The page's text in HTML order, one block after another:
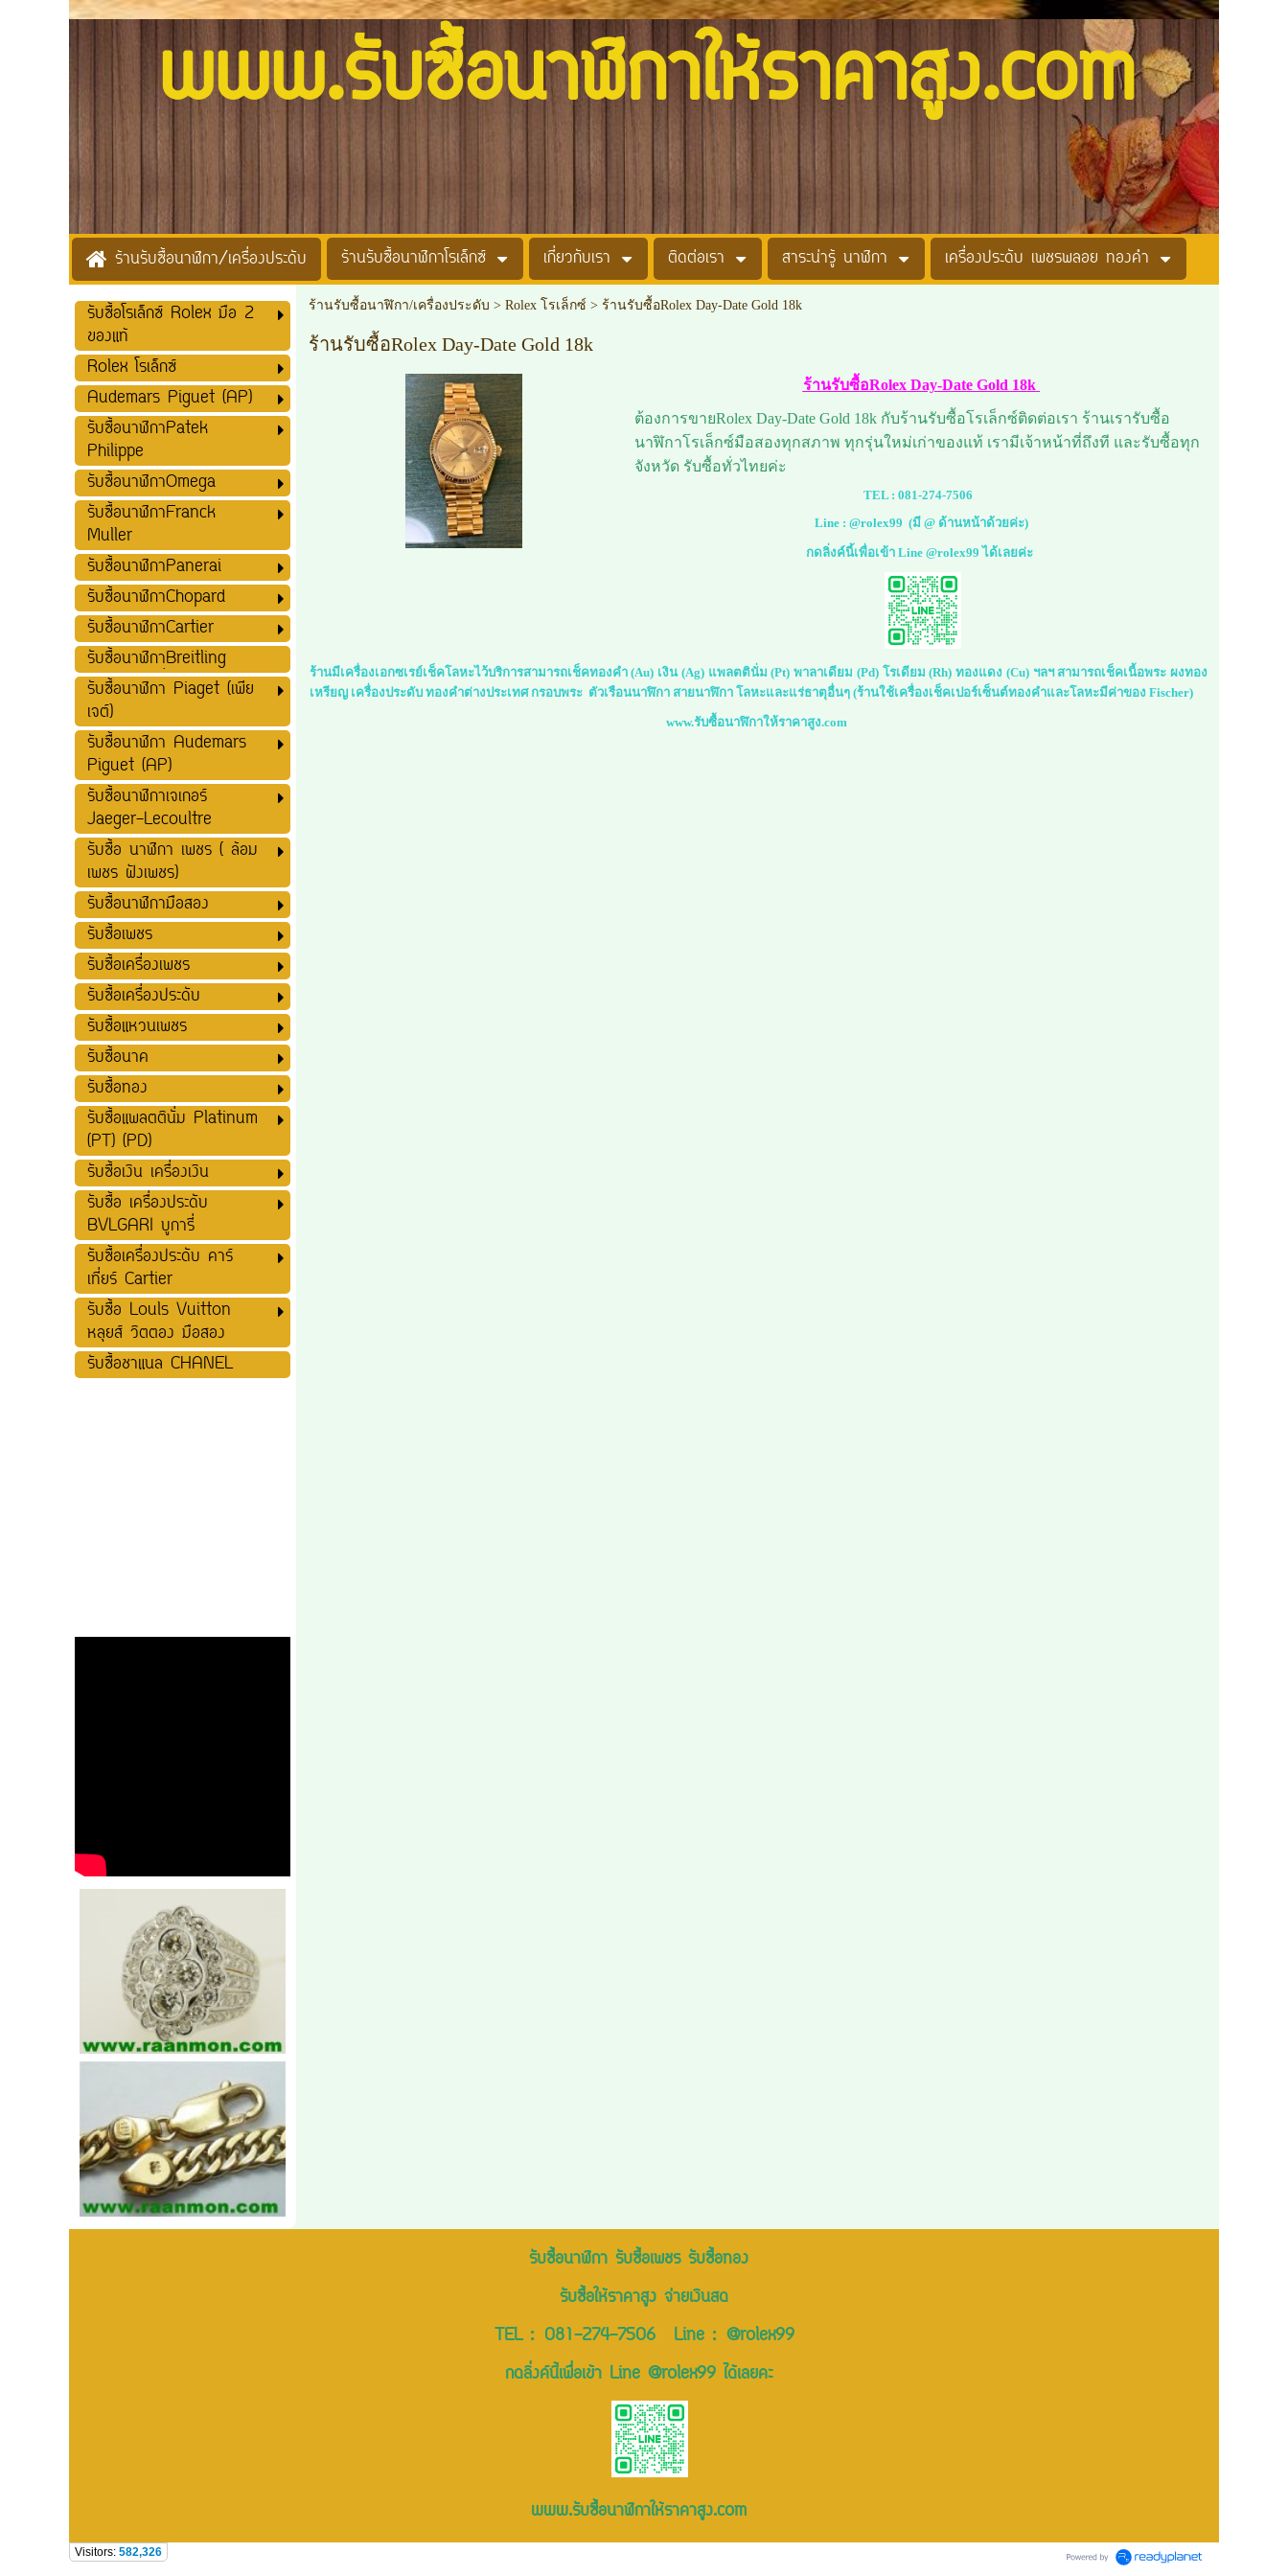
www.รับซื้อนาฬิกาให้ราคาสูง.com
ร้านรับซื้อนาฬิกา/เครื่องประดับ ร้านรับซื้อนาฬิกาโรเล็กซ์ เกี่ยวกับเรา ติดต่อเรา สาระน่ารู้ นาฬิกา เครื่องประดับ เพชรพลอย ทองคำ
รับซื้อโรเล็กซ์ Rolex มือ 2
ของแท้
Rolex โรเล็กซ์
Audemars Piguet (AP)
รับซื้อนาฬิกาPatek
Philippe
รับซื้อนาฬิกาOmega
รับซื้อนาฬิกาFranck
Muller
รับซื้อนาฬิกาPanerai
รับซื้อนาฬิกาChopard
รับซื้อนาฬิกาCartier
รับซื้อนาฬิกาฺฺBreitling
รับซื้อนาฬิกา Piaget (เพีย
เจต์)
รับซื้อนาฬิกา Audemars
Piguet (AP)
รับซื้อนาฬิกาเจเกอร์
Jaeger-Lecoultre
รับซื้อ นาฬิกา เพชร ( ล้อม
เพชร ฝังเพชร)
รับซื้อนาฬิกามือสอง
รับซื้อเพชร
รับซื้อเครื่องเพชร
รับซื้อเครื่องประดับ
รับซื้อแหวนเพชร
รับซื้อนาค
รับซื้อทอง
รับซื้อแพลตตินั่ม Platinum
(PT) (PD)
รับซื้อเงิน เครื่องเงิน
รับซื้อ เครื่องประดับ
BVLGARI บูการี่
รับซื้อเครื่องประดับ คาร์
เที่ยร์ Cartier
รับซื้อ Louls Vuitton
หลุยส์ วิตตอง มือสอง
รับซื้อชาแนล CHANEL
ร้านรับซื้อนาฬิกา/เครื่องประดับ > Rolex โรเล็กซ์ > ร้านรับซื้อRolex Day-Date Gold 18k
ร้านรับซื้อRolex Day-Date Gold 18k
ร้านรับซื้อRolex Day-Date Gold 18k
ต้องการขายRolex Day-Date Gold 18k กับร้านรับซื้อโรเล็กซ์ติดต่อเรา ร้านเรารับซื้อ
นาฬิกาโรเล็กซ์มือสองทุกสภาพ ทุกรุ่นใหม่เก่าของแท้ เรามีเจ้าหน้าที่ถึงที และรับซื้อทุก
จังหวัด รับซื้อทั่วไทยค่ะ
TEL : 081-274-7506
Line : @rolex99 (มี @ ด้านหน้าด้วยค่ะ)
กดลิ่งค์นี้เพื่อเข้า Line @rolex99 ได้เลยค่ะ
ร้านมีเครื่องเอกซเรย์เช็คโลหะไว้บริการสามารถเช็คทองคำ (Au) เงิน (Ag) แพลตตินั่ม (Pt) พาลาเดียม (Pd) โรเดียม (Rh) ทองแดง (Cu) ฯลฯ สามารถเช็คเนื้อพระ ผงทอง
เหรียญ เครื่องประดับ ทองคำต่างประเทศ กรอบพระ ตัวเรือนนาฬิกา สายนาฬิกา โลหะและแร่ธาตุอื่นๆ (ร้านใช้เครื่องเช็คเปอร์เซ็นต์ทองคำและโลหะมีค่าของ Fischer)
www.รับซื้อนาฬิกาให้ราคาสูง.com
รับซื้อนาฬิกา รับซื้อเพชร รับซื้อทอง
รับซื้อให้ราคาสูง จ่ายเงินสด
TEL : 081-274-7506Line : @rolex99
กดลิ่งค์นี้เพื่อเข้า Line @rolex99 ได้เลยคะ
www.รับซื้อนาฬิกาให้ราคาสูง.com
Visitors: 582,326